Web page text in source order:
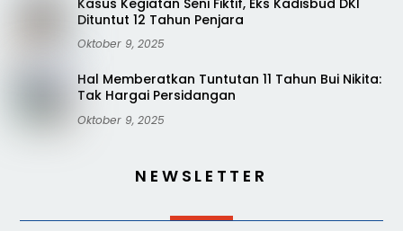
Dituntut 12 Tahun Penjara
Oktober 9, 2025
Hal Memberatkan Tuntutan 11 Tahun Bui Nikita:
Tak Hargai Persidangan
Oktober 9, 2025
NEWSLETTER